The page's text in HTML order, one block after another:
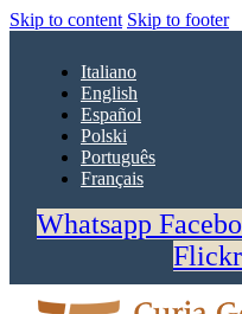
Skip to content Skip to footer
Italiano
English
Español
Polski
Português
Français
Whatsapp
Flickr